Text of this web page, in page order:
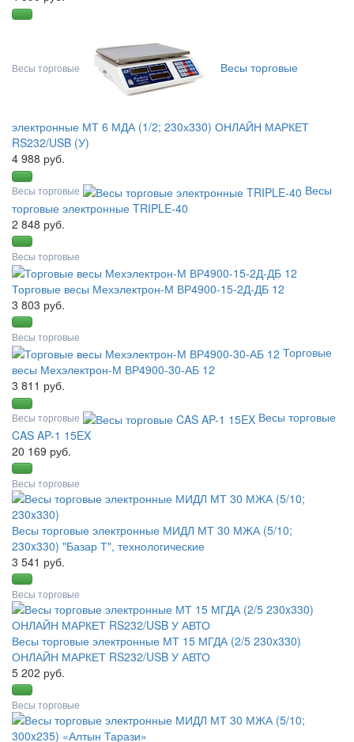
Весы торговые Весы торговые
электронные МТ 6 МДА (1/2; 230х330) ОНЛАЙН МАРКЕТ
RS232/USB (У)
4 988 руб.
Весы торговые
Весы
торговые электронные TRIPLE-40
2 848 руб.
Весы торговые
Торговые весы Мехэлектрон-М ВР4900-15-2Д-ДБ 12
3 803 руб.
Весы торговые
Торговые
весы Мехэлектрон-М ВР4900-30-АБ 12
3 811 руб.
Весы торговые
Весы торговые
CAS AP-1 15EX
20 169 руб.
Весы торговые
Весы торговые электронные МИДЛ МТ 30 МЖА (5/10;
230x330) "Базар Т", технологические
3 541 руб.
Весы торговые
Весы торговые электронные МТ 15 МГДА (2/5 230x330)
ОНЛАЙН МАРКЕТ RS232/USB У АВТО
5 202 руб.
Весы торговые